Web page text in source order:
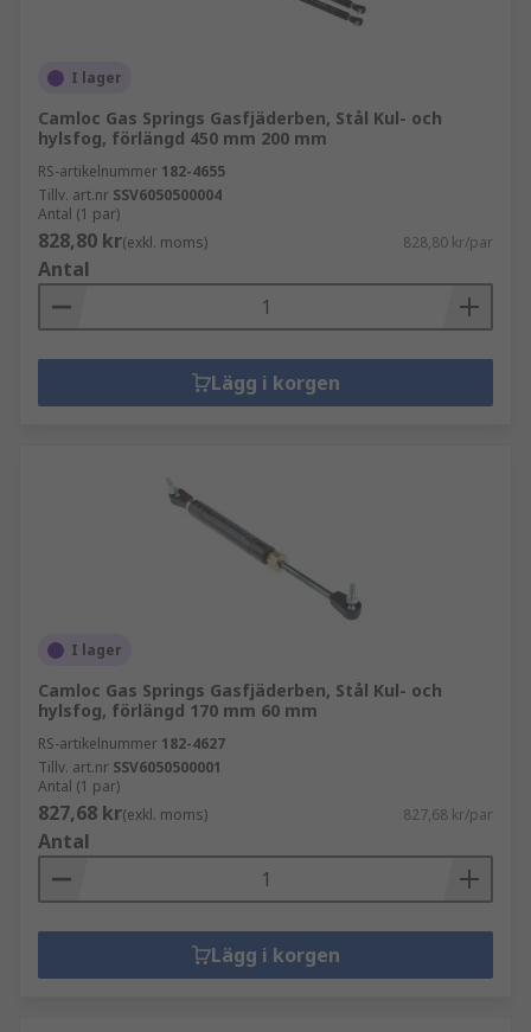
I lager
Camloc Gas Springs Gasfjäderben, Stål Kul- och
hylsfog, förlängd 450 mm 200 mm
RS-artikelnummer 182-4655
Tillv. art.nr SSV6050500004
Antal (1 par)
828,80 kr(exkl. moms) 828,80 kr/par
Antal
Lägg i korgen
I lager
Camloc Gas Springs Gasfjäderben, Stål Kul- och
hylsfog, förlängd 170 mm 60 mm
RS-artikelnummer 182-4627
Tillv. art.nr SSV6050500001
Antal (1 par)
827,68 kr(exkl. moms) 827,68 kr/par
Antal
Lägg i korgen